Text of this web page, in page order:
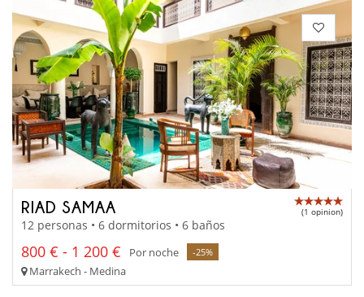
RIAD SAMAA (1 opinion)
12 personas • 6 dormitorios • 6 baños
800 € - 1 200 € Por noche -25%
Marrakech - Medina